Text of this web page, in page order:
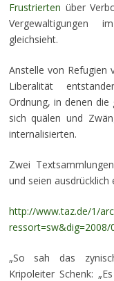
Frustrierten über
Vergewaltigungen
gleichsieht.
Anstelle von Refugien
Liberalität
Ordnung, in denen die
sich quälen und
internalisierten.
Zwei
und seien ausdrücklich
http://www.taz.de/1/
ressort=sw&dig=2008/
„So sah das
Kripoleiter Schenk: